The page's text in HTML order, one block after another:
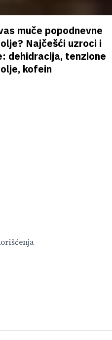
muče popodnevne
Najčešći uzroci i
dehidracija, tenzione
kofein